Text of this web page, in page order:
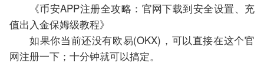
《币安APP注册全攻略：官网下载到安全设置、充
值出入金保姆级教程》
如果你当前还没有欧易(OKX)，可以直接在这个官
网注册一下；十分钟就可以搞定。